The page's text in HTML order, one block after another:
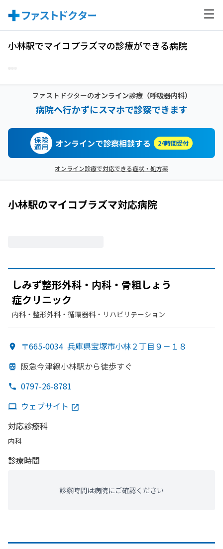
小林駅でマイコプラズマの診療ができる病院
ファストドクターのオンライン診療（呼吸器内科）
病院へ行かずにスマホで診察できます
保険
適用 オンラインで診察相談する 24時間受付
オンライン診療で対応できる症状・処方薬
小林駅のマイコプラズマ対応病院
しみず整形外科・内科・ 骨粗しょう
症クリニック
内科・​整形外科・​循環器科・​リハビリテーション
〒665-0034 兵庫県宝塚市小林２丁目９－１８
阪急今津線小林駅から徒歩すぐ
0797-26-8781
ウェブサイト
対応診療科
内科
診療時間
診察時間は病院にご確認ください